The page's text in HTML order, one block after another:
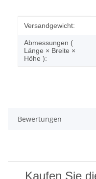
Produkteigenschaft
Wert
Versandgewicht:
Abmessungen (
Länge × Breite ×
Höhe ):
Bewertungen
Kaufen Sie